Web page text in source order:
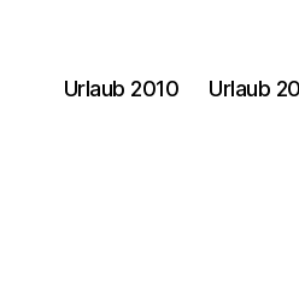
Urlaub 2010 Urlaub